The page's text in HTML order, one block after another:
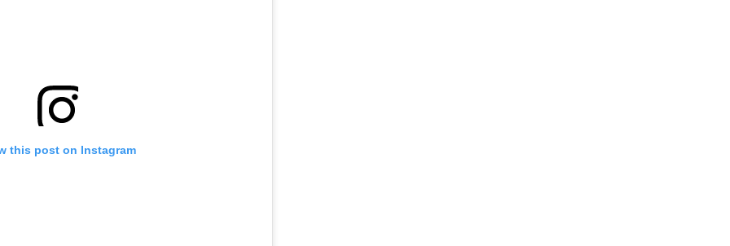
this post on Instagram